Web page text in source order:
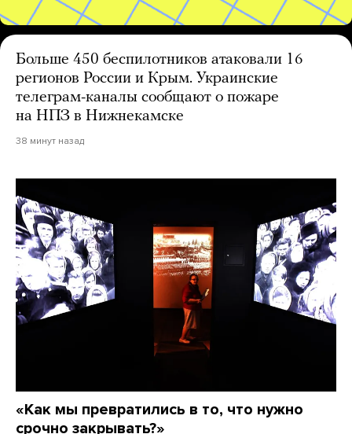
Больше 450 беспилотников атаковали 16
регионов России и Крым. Украинские
телеграм-каналы сообщают о пожаре
на НПЗ в Нижнекамске
38 минут назад
«Как мы превратились в то, что нужно
срочно закрывать?»